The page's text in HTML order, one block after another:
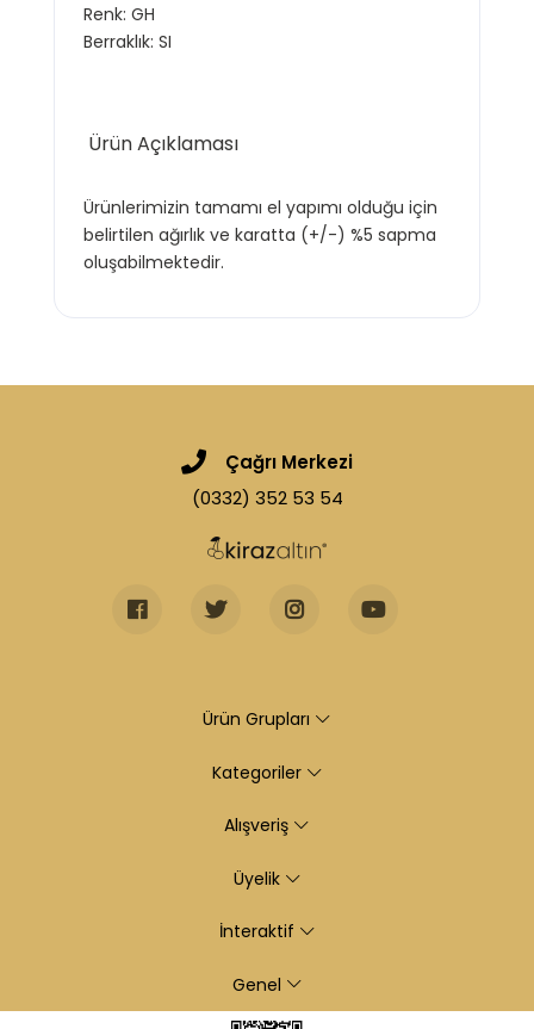
Renk: GH
Berraklık: SI
Ürün Açıklaması
Ürünlerimizin tamamı el yapımı olduğu için
belirtilen ağırlık ve karatta (+/-) %5 sapma
oluşabilmektedir.
Çağrı Merkezi
(0332) 352 53 54
Ürün Grupları
Kategoriler
Alışveriş
Üyelik
İnteraktif
Genel